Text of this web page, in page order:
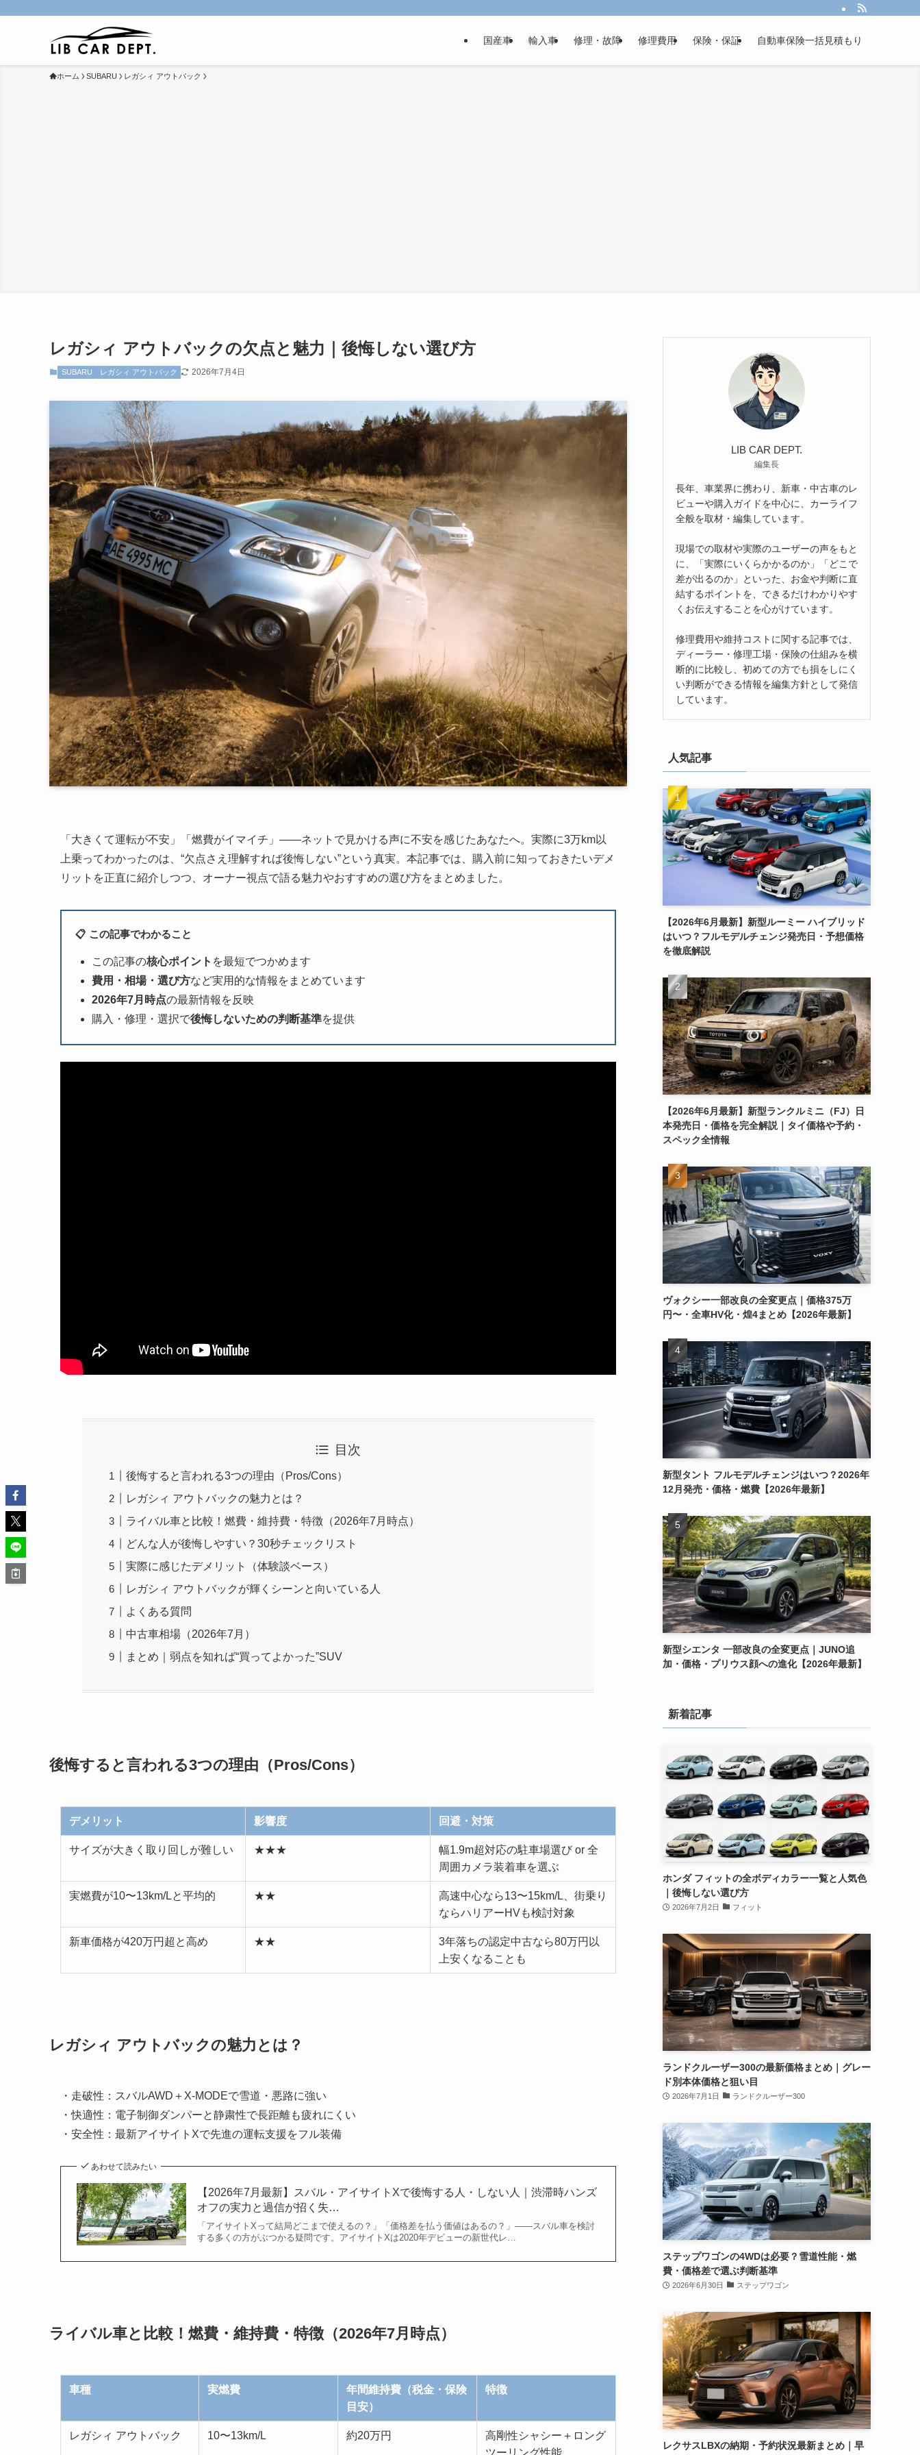
国産車 輸入車 修理・故障 修理費用 保険・保証 自動車保険一括見積もり
ホーム SUBARU レガシィ アウトバック
レガシィ アウトバックの欠点と魅力｜後悔しない選び方
SUBARU レガシィ アウトバック 2026年7月4日
「大きくて運転が不安」「燃費がイマイチ」——ネットで見かける声に不安を感じたあなたへ。実際に3万km以
上乗ってわかったのは、“欠点さえ理解すれば後悔しない”という真実。本記事では、購入前に知っておきたいデメ
リットを正直に紹介しつつ、オーナー視点で語る魅力やおすすめの選び方をまとめました。
📋 この記事でわかること
この記事の核心ポイント を最短でつかめます
費用・相場・選び方など実用的な情報をまとめています
2026年7月時点の最新情報を反映
購入・修理・選択で後悔しないための判断基準を提供
目次
後悔すると言われる3つの理由（Pros/Cons）
レガシィ アウトバックの魅力とは？
ライバル車と比較！燃費・維持費・特徴（2026年7月時点）
どんな人が後悔しやすい？30秒チェックリスト
実際に感じたデメリット（体験談ベース）
レガシィ アウトバックが輝くシーンと向いている人
よくある質問
中古車相場（2026年7月）
まとめ｜弱点を知れば“買ってよかった”SUV
後悔すると言われる3つの理由（Pros/Cons）
デメリット 影響度 回避・対策
サイズが大きく取り回しが難しい ★★★
幅1.9m超対応の駐車場選び or 全
周囲カメラ装着車を選ぶ
実燃費が10〜13km/Lと平均的 ★★
高速中心なら13〜15km/L、街乗り
ならハリアーHVも検討対象
新車価格が420万円超と高め ★★
3年落ちの認定中古なら80万円以
上安くなることも
レガシィ アウトバックの魅力とは？
・走破性：スバルAWD＋X-MODEで雪道・悪路に強い
・快適性：電子制御ダンパーと静粛性で長距離も疲れにくい
・安全性：最新アイサイトXで先進の運転支援をフル装備
あわせて読みたい
【2026年7月最新】スバル・アイサイトXで後悔する人・しない人｜渋滞時ハンズ
オフの実力と過信が招く失…
「アイサイトXって結局どこまで使えるの？」「価格差を払う価値はあるの？」――スバル車を検討
する多くの方がぶつかる疑問です。アイサイトXは2020年デビューの新世代レ…
ライバル車と比較！燃費・維持費・特徴（2026年7月時点）
車種 実燃費
年間維持費（税金・保険
目安）
特徴
レガシィ アウトバック 10〜13km/L 約20万円
高剛性シャシー＋ロング
ツーリング性能
LIB CAR DEPT.
編集長
長年、車業界に携わり、新車・中古車のレ
ビューや購入ガイドを中心に、カーライフ
全般を取材・編集しています。
現場での取材や実際のユーザーの声をもと
に、「実際にいくらかかるのか」「どこで
差が出るのか」といった、お金や判断に直
結するポイントを、できるだけわかりやす
くお伝えすることを心がけています。
修理費用や維持コストに関する記事では、
ディーラー・修理工場・保険の仕組みを横
断的に比較し、初めての方でも損をしにく
い判断ができる情報を編集方針として発信
しています。
人気記事
【2026年6月最新】新型ルーミー ハイブリッド
はいつ？フルモデルチェンジ発売日・予想価格
を徹底解説
【2026年6月最新】新型ランクルミニ（FJ）日
本発売日・価格を完全解説｜タイ価格や予約・
スペック全情報
ヴォクシー一部改良の全変更点｜価格375万
円〜・全車HV化・煌4まとめ【2026年最新】
新型タント フルモデルチェンジはいつ？2026年
12月発売・価格・燃費【2026年最新】
新型シエンタ 一部改良の全変更点｜JUNO追
加・価格・プリウス顔への進化【2026年最新】
新着記事
ホンダ フィットの全ボディカラー一覧と人気色
｜後悔しない選び方
2026年7月2日 フィット
ランドクルーザー300の最新価格まとめ｜グレー
ド別本体価格と狙い目
2026年7月1日 ランドクルーザー300
ステップワゴンの4WDは必要？雪道性能・燃
費・価格差で選ぶ判断基準
2026年6月30日 ステップワゴン
レクサスLBXの納期・予約状況最新まとめ｜早